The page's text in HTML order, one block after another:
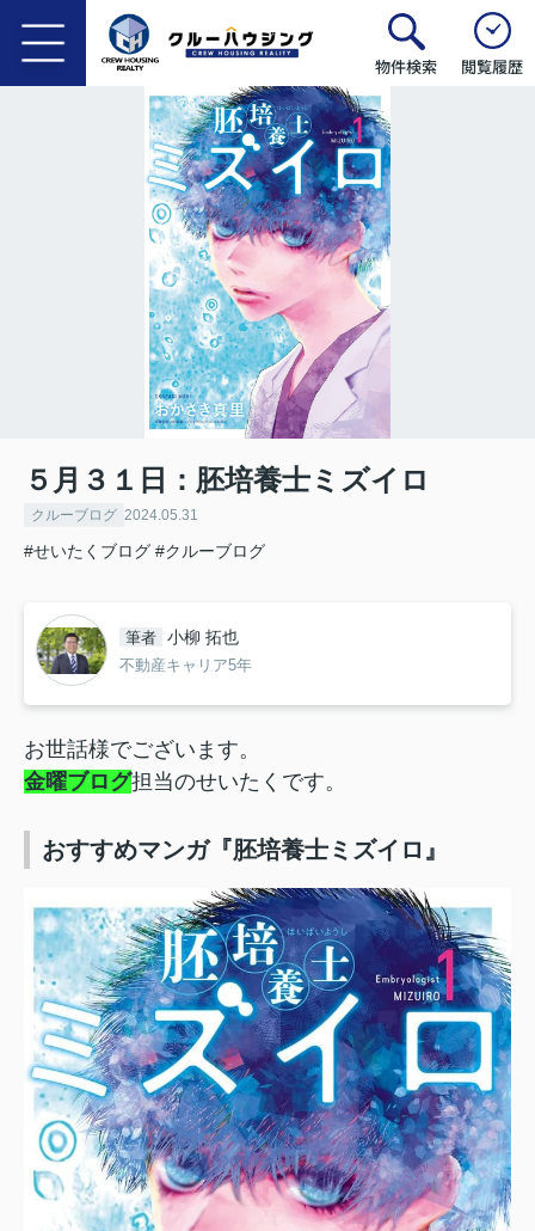
物件検索 閲覧履歴
５月３１日：胚培養士ミズイロ
クルーブログ 2024.05.31
#せいたくブログ #クルーブログ
筆者 小柳 拓也
不動産キャリア5年
お世話様でございます。
金曜ブログ担当のせいたくです。
おすすめマンガ『胚培養士ミズイロ 』